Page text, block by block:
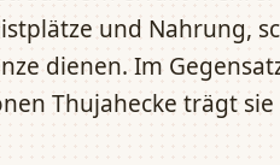
und Nahrung,
dienen. Im
Thujahecke trägt